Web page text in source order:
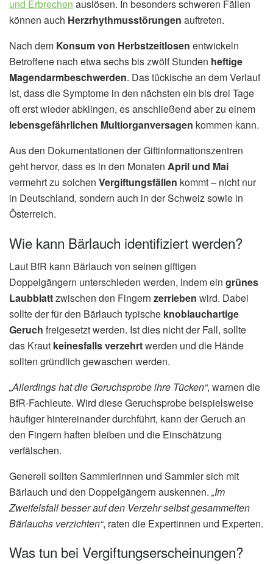
und Erbrechen auslösen. In besonders schweren Fällen
können auch Herzrhythmusstörungen auftreten.
Nach dem Konsum von Herbstzeitlosen entwickeln
Betroffene nach etwa sechs bis zwölf Stunden heftige
Magendarmbeschwerden. Das tückische an dem Verlauf
ist, dass die Symptome in den nächsten ein bis drei Tage
oft erst wieder abklingen, es anschließend aber zu einem
lebensgefährlichen Multiorganversagen kommen kann.
Aus den Dokumentationen der Giftinformationszentren
geht hervor, dass es in den Monaten April und Mai
vermehrt zu solchen Vergiftungsfällen kommt – nicht nur
in Deutschland, sondern auch in der Schweiz sowie in
Österreich.
Wie kann Bärlauch identifiziert werden?
Laut BfR kann Bärlauch von seinen giftigen
Doppelgängern unterschieden werden, indem ein grünes
Laubblattzwischen den Fingern zerrieben wird. Dabei
sollte der für den Bärlauch typische knoblauchartige
Geruch freigesetzt werden. Ist dies nicht der Fall, sollte
das Kraut keinesfalls verzehrtwerden und die Hände
sollten gründlich gewaschen werden.
„Allerdings hat die Geruchsprobe ihre Tücken“, warnen die
BfR-Fachleute. Wird diese Geruchsprobe beispielsweise
häufiger hintereinander durchführt, kann der Geruch an
den Fingern haften bleiben und die Einschätzung
verfälschen.
Generell sollten Sammlerinnen und Sammler sich mit
Bärlauch und den Doppelgängern auskennen. „Im
Zweifelsfall besser auf den Verzehr selbst gesammelten
Bärlauchs verzichten“, raten die Expertinnen und Experten.
Was tun bei Vergiftungserscheinungen?